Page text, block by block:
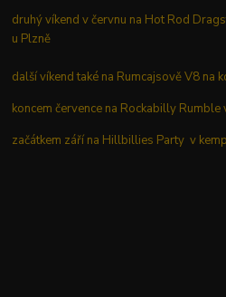
druhý víkend v červnu na Hot Rod
u Plzně
další víkend také na Rumcajsově V8 na
koncem července na Rockabilly
začátkem září na Hillbillies Party v